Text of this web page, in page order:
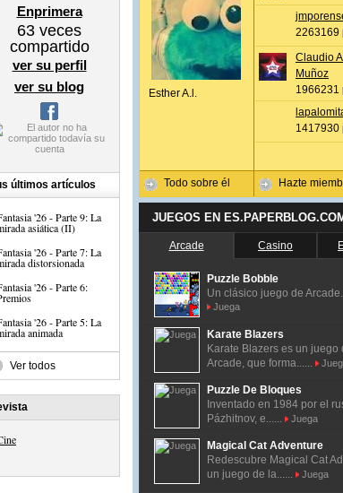
Enprimera
63 veces
compartido
ver su perfil
ver su blog
últimos artículos
'26 - Parte 9: La
asiática (II)
'26 - Parte 7: La
distorsionada
'26 - Parte 6:
'26 - Parte 5: La
animada
Ver todos
Esther A.l.
Todo sobre él
2263169
Claudio
Muñoz
1966231
1417930
Hazte
JUEGOS EN
Arcade Casino
Puzzle Bobble
Un clásico juego de
Juega
Karate Blazers
Karate Blazers es un juego
Arcade, que forma......
Puzzle De Bloques
Inventado en 1984 por el
Pázhitnov, e......
Juega
Magical Cat Adventure
Redescubre Magical Cat
un juego de la......
Juega